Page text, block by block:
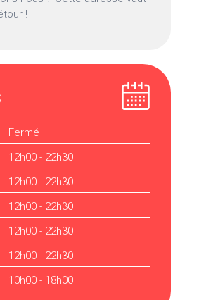
!
Fermé
12h00 - 22h30
12h00 - 22h30
12h00 - 22h30
12h00 - 22h30
12h00 - 22h30
10h00 - 18h00